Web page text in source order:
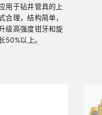
用于钻井管具的上
合理，结构简单，
级高强度钳牙和旋
50%以上。